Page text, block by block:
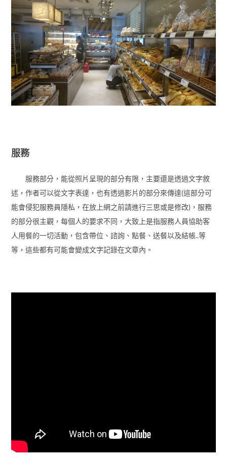
服務
服務部分，能從照片呈現的部分有限，主要還是透過文字敘
述，作者可以從文字表達，也有透過影片的部分來傳達(這部分可
能會侵犯服務員隱私，在放上網之前請進行三思或是修改)，服務
的部分很主觀，每個人的要求不同，大致上是指服務人員協助客
人用餐的一切活動，包含帶位、諮詢、點餐、送餐以及結帳..等
等，這些都有可能會變成文字記錄在文章內。